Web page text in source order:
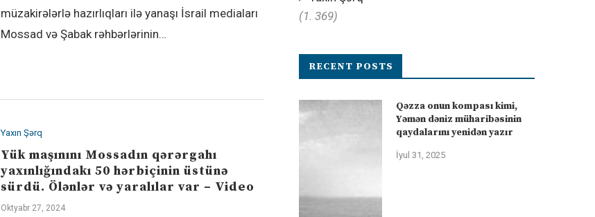
müzakirələrlə hazırlıqları ilə yanaşı İsrail mediaları
Mossad və Şabak rəhbərlərinin…
Yaxın Şərq
Yük maşınını Mossadın qərərgahı
yaxınlığındakı 50 hərbiçinin üstünə
sürdü. Ölənlər və yaralılar var – Video
Oktyabr 27, 2024
(1. 369)
RECENT POSTS
Qəzza onun kompası kimi,
Yəmən dəniz müharibəsinin
qaydalarını yenidən yazır
İyul 31, 2025